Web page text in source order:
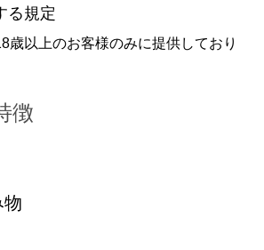
る規定
歳以上のお客様のみに提供しており
徴
物